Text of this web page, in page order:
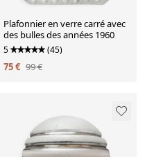
Plafonnier en verre carré avec
des bulles des années 1960
5 (45)
75 € 99 €